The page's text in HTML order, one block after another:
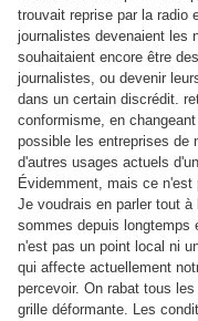
trouvait reprise par la radio
journalistes devenaient les
souhaitaient encore être
journalistes, ou devenir
dans un certain discrédit.
conformisme, en
possible les entreprises de
d'autres usages actuels
Évidemment, mais ce
Je voudrais en parler tout
sommes depuis longtemps
n'est pas un point local ni
qui affecte actuellement
percevoir. On rabat tous
grille déformante. Les